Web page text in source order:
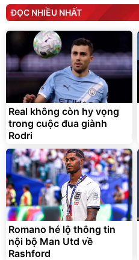
ĐỌC NHIỀU NHẤT
Real không còn hy vọng
trong cuộc đua giành
Rodri
Romano hé lộ thông tin
nội bộ Man Utd về
Rashford